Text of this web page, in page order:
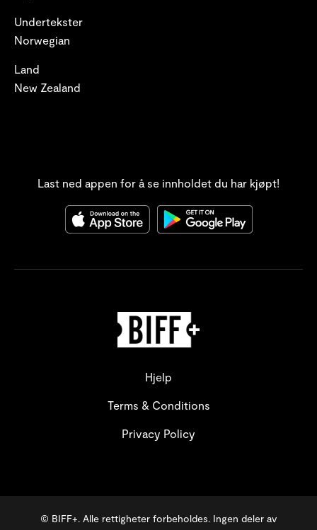
Undertekster
Norwegian
Land
New Zealand
Last ned appen for å se innholdet du har kjøpt!
Hjelp
Terms & Conditions
Privacy Policy
© BIFF+. Alle rettigheter forbeholdes. Ingen deler av